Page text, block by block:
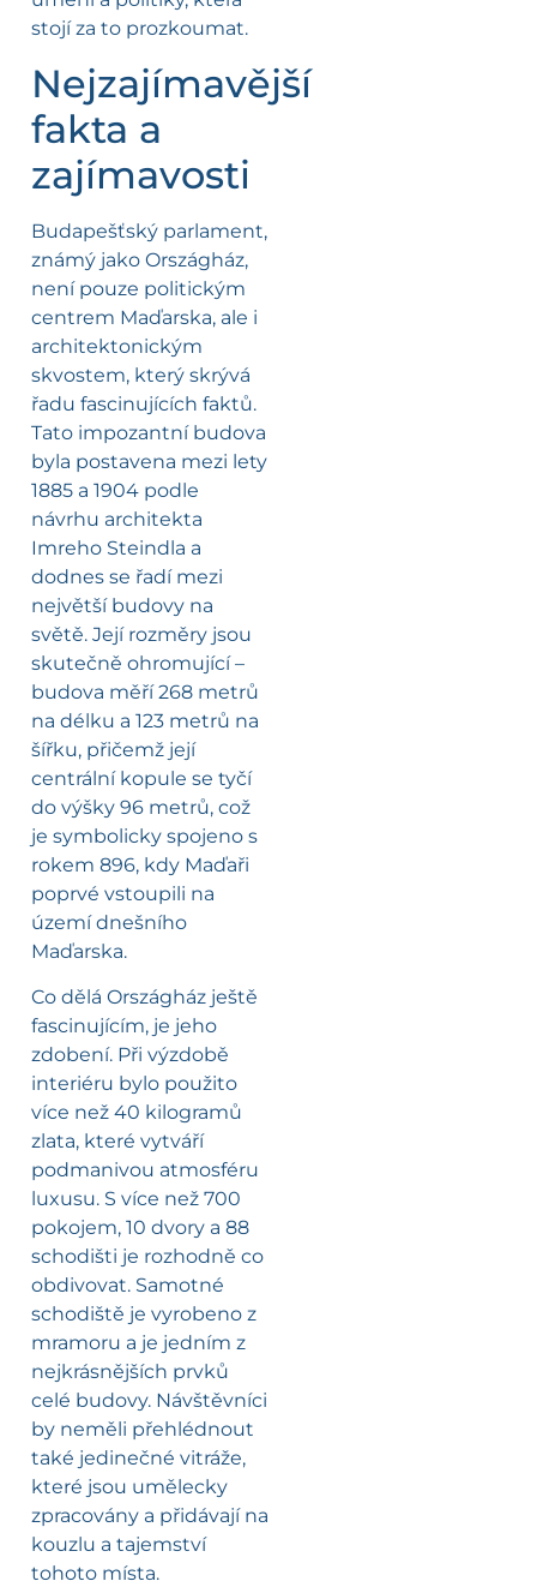
stojí za to prozkoumat.
Nejzajímavější
fakta a
zajímavosti
Budapešťský parlament,
známý jako Országház,
není pouze politickým
centrem Maďarska, ale i
architektonickým
skvostem, který skrývá
řadu fascinujících faktů.
Tato impozantní budova
byla postavena mezi lety
1885 a 1904 podle
návrhu architekta
Imreho Steindla a
dodnes se řadí mezi
největší budovy na
světě. Její rozměry jsou
skutečně ohromující –
budova měří 268 metrů
na délku a 123 metrů na
šířku, přičemž její
centrální kopule se tyčí
do výšky 96 metrů, což
je symbolicky spojeno s
rokem 896, kdy Maďaři
poprvé vstoupili na
území dnešního
Maďarska.
Co dělá Országház ještě
fascinujícím, je jeho
zdobení. Při výzdobě
interiéru bylo použito
více než 40 kilogramů
zlata, které vytváří
podmanivou atmosféru
luxusu. S více než 700
pokojem, 10 dvory a 88
schodišti je rozhodně co
obdivovat. Samotné
schodiště je vyrobeno z
mramoru a je jedním z
nejkrásnějších prvků
celé budovy. Návštěvníci
by neměli přehlédnout
také jedinečné vitráže,
které jsou umělecky
zpracovány a přidávají na
kouzlu a tajemství
tohoto místa.